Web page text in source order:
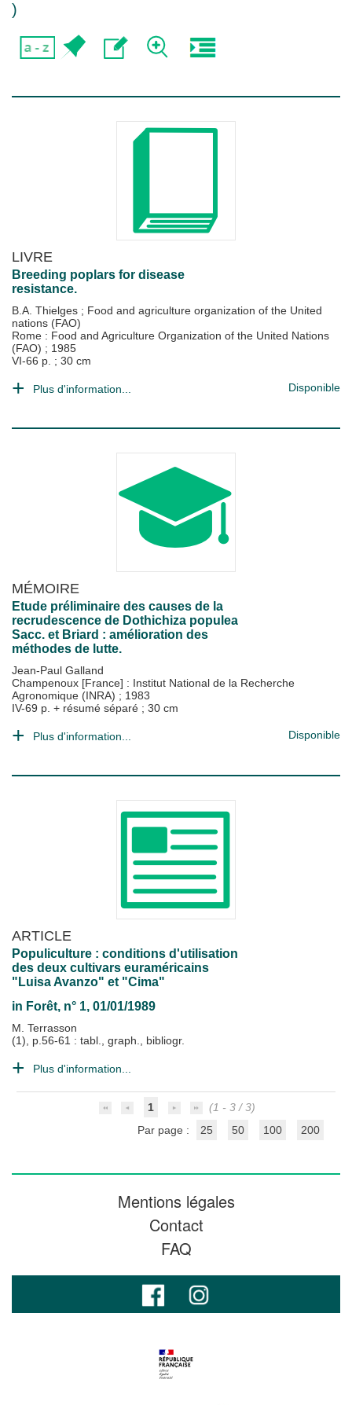
)
LIVRE
Breeding poplars for disease
resistance.
B.A. Thielges ; Food and agriculture organization of the United
nations (FAO)
Rome : Food and Agriculture Organization of the United Nations
(FAO) ; 1985
VI-66 p. ; 30 cm
Plus d'information... Disponible
MÉMOIRE
Etude préliminaire des causes de la
recrudescence de Dothichiza populea
Sacc. et Briard : amélioration des
méthodes de lutte.
Jean-Paul Galland
Champenoux [France] : Institut National de la Recherche
Agronomique (INRA) ; 1983
IV-69 p. + résumé séparé ; 30 cm
Plus d'information... Disponible
ARTICLE
Populiculture : conditions d'utilisation
des deux cultivars euraméricains
"Luisa Avanzo" et "Cima"
in Forêt, n° 1, 01/01/1989
M. Terrasson
(1), p.56-61 : tabl., graph., bibliogr.
Plus d'information...
1
(1 - 3 / 3)
Par page :
25 50 100 200
Mentions légales
Contact
FAQ